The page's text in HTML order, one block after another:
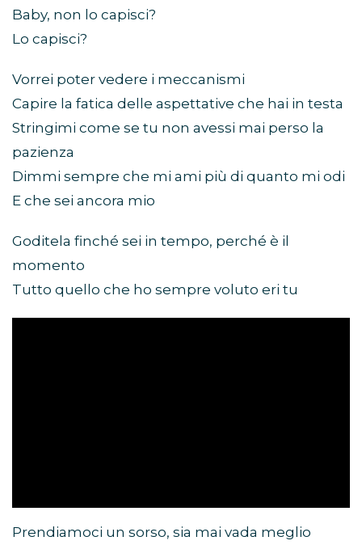
Baby, non lo capisci?
Lo capisci?
Vorrei poter vedere i meccanismi
Capire la fatica delle aspettative che hai in testa
Stringimi come se tu non avessi mai perso la
pazienza
Dimmi sempre che mi ami più di quanto mi odi
E che sei ancora mio
Goditela finché sei in tempo, perché è il
momento
Tutto quello che ho sempre voluto eri tu
Prendiamoci un sorso, sia mai vada meglio